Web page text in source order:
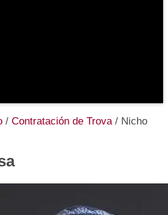
/ Contratación de Trova / Nicho